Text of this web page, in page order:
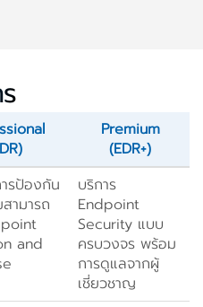
Premium
(EDR+)
รป้องกัน
ามารถ
and
บริการ
Endpoint
Security แบบ
ครบวงจร พร้อม
การดูแลจากผู้
เชี่ยวชาญ